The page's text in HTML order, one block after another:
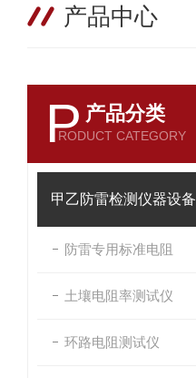
产品中心
P 产品分类
RODUCT CATEGORY
甲乙防雷检测仪器设备
防雷专用标准电阻
土壤电阻率测试仪
环路电阻测试仪